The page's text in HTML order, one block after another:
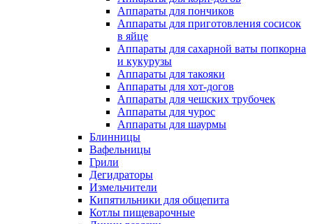
Аппараты для пончиков
Аппараты для приготовления сосисок
в яйце
Аппараты для сахарной ваты попкорна
и кукурузы
Аппараты для такояки
Аппараты для хот-догов
Аппараты для чешских трубочек
Аппараты для чурос
Аппараты для шаурмы
Блинницы
Вафельницы
Грили
Дегидраторы
Измельчители
Кипятильники для общепита
Котлы пищеварочные